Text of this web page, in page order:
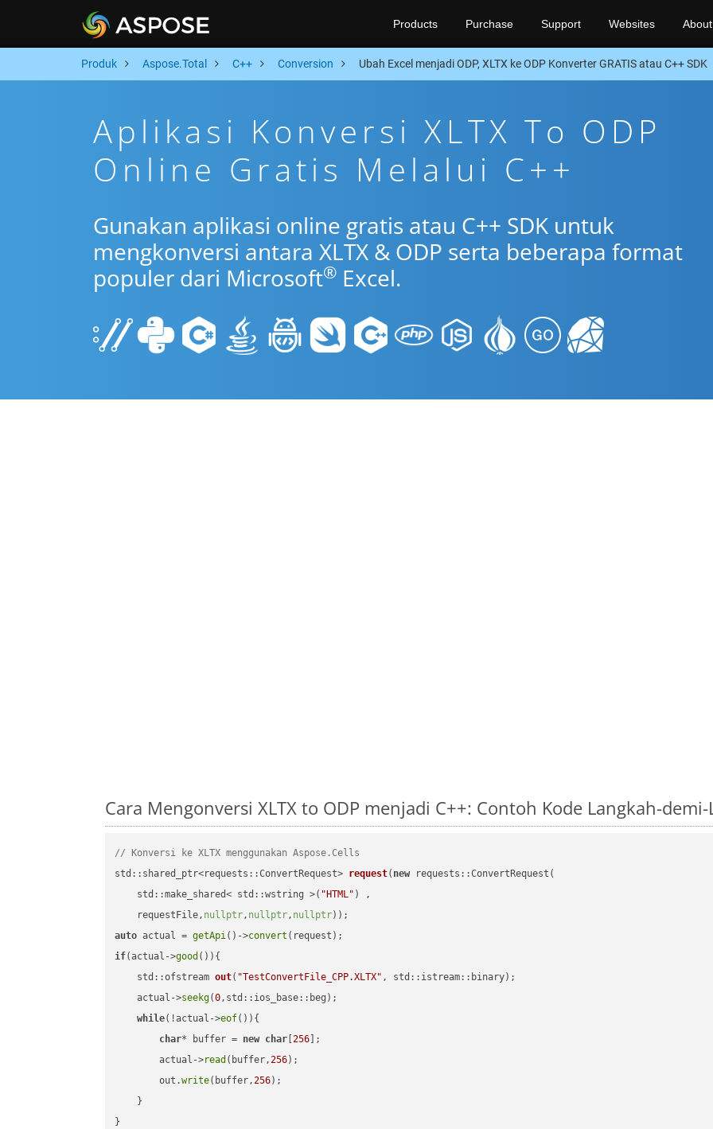
Products Purchase Support Websites About
Produk Aspose.Total C++ Conversion Ubah Excel menjadi ODP, XLTX ke ODP Konverter GRATIS atau C++ SDK
Aplikasi Konversi XLTX To ODP
Online Gratis Melalui C++
Gunakan aplikasi online gratis atau C++ SDK untuk
mengkonversi antara XLTX & ODP serta beberapa format
populer dari Microsoft® Excel.
Cara Mengonversi XLTX to ODP menjadi C++: Contoh Kode Langkah-
// Konversi ke XLTX menggunakan Aspose.Cells
std::shared_ptr<requests::ConvertRequest> request( new requests::ConvertRequest(
    std::make_shared< std::wstring >(
"HTML" ) ,
    requestFile,
nullptr, nullptr, nullptr))
auto actual = getApi()->convert
if(actual->good ()){
std::ofstream out( "TestConvertFile_CPP.XLTX" , std::istream::binary) ;
    actual->
seekg(0,std::ios_base::beg);
while(!actual->eof()){
char* buffer = new char [256 ];
        actual->
read (buffer,256);
        out.
write(buffer,256);
    }
}